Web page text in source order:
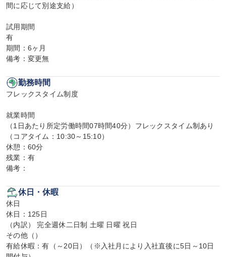
間に応じて別途支給）
試用期間
有
期間：6ヶ月
備考：変更無
勤務時間
フレックスタイム制度
就業時間
（1日あたり所定労働時間07時間40分）フレックスタイム制あり
（コアタイム：10:30～15:10）
休憩：60分
残業：有
備考：
休日・休暇
休日
休日：125日
（内訳） 完全週休二日制 土曜 日曜 祝日
その他（）
有給休暇：有（～20日）（※入社月により入社直後に5日～10日